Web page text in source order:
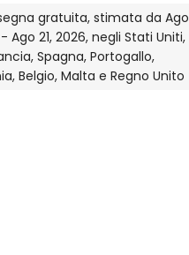
gratuita, stimata da Ago
- Ago 21, 2026, negli Stati Uniti,
Spagna, Portogallo,
Belgio, Malta e Regno Unito